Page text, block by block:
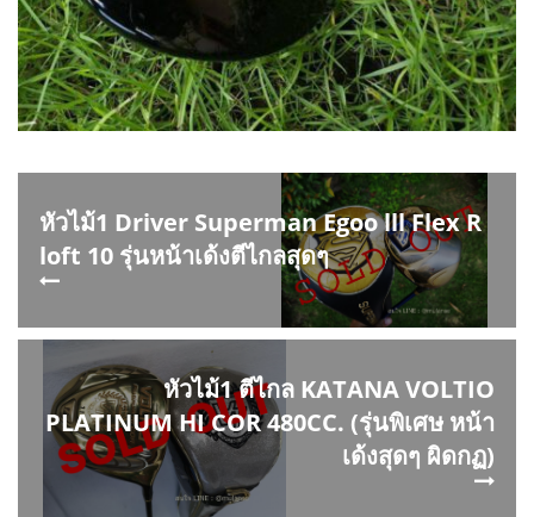
หัวไม้1 Driver Superman Egoo lll Flex R
loft 10 รุ่นหน้าเด้งตีไกลสุดๆ
หัวไม้1 ตีไกล KATANA VOLTIO
PLATINUM HI COR 480CC. (รุ่นพิเศษ หน้า
เด้งสุดๆ ผิดกฏ)